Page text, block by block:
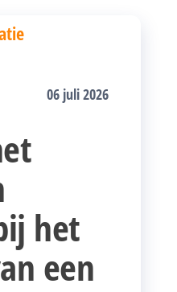
06 juli 2026
het
een